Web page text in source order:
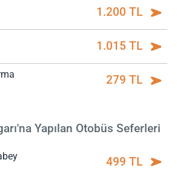
1.200 TL
1.015 TL
279 TL
Yapılan Otobüs Seferleri
499 TL